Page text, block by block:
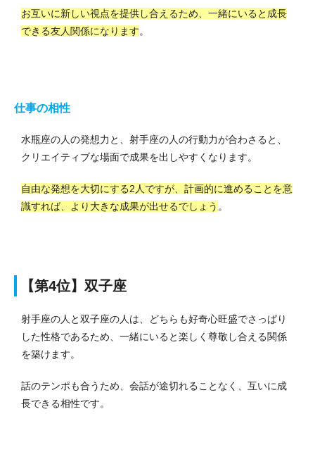
お互いに新しい視点を提供し合えるため、一緒にいると成長
できる友人関係になります。
仕事の相性
水瓶座の人の発想力と、射手座の人の行動力が合わさると、
クリエイティブな場面で成果を出しやすくなります。
自由な発想を大切にする2人ですが、計画的に進めることを意
識すれば、より大きな成果が出せるでしょう 。
【第4位】双子座
射手座の人と双子座の人は、どちらも好奇心旺盛でさっぱり
した性格であるため、一緒にいると楽しく尊敬し合える関係
を築けます。
話のテンポも合うため、会話が途切れることなく、互いに成
長できる相性です。